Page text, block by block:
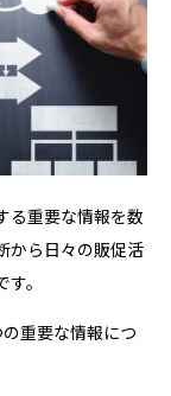
る重要な情報を数
から日々の販促活
。
重要な情報につ